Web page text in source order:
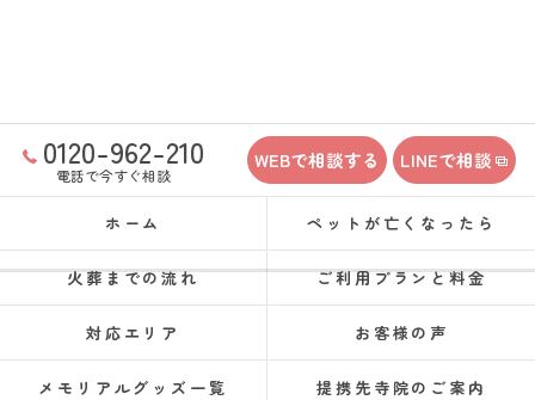
0120-962-210
電話で今すぐ相談
WEBで相談する LINEで相談
ホーム ペットが亡くなったら
火葬までの流れ ご利用プランと料金
対応エリア お客様の声
メモリアルグッズ一覧 提携先寺院のご案内